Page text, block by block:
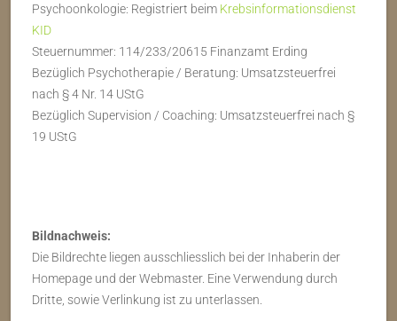
Psychoonkologie: Registriert beim Krebsinformationsdienst
KID
Steuernummer: 114/233/20615 Finanzamt Erding
Bezüglich Psychotherapie / Beratung: Umsatzsteuerfrei
nach § 4 Nr. 14 UStG
Bezüglich Supervision / Coaching: Umsatzsteuerfrei nach §
19 UStG
Bildnachweis:
Die Bildrechte liegen ausschliesslich bei der Inhaberin der
Homepage und der Webmaster. Eine Verwendung durch
Dritte, sowie Verlinkung ist zu unterlassen.